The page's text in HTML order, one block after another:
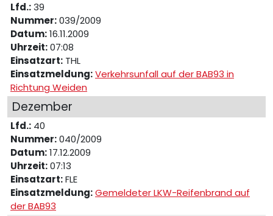
Lfd.:39
Nummer:039/2009
Datum:16.11.2009
Uhrzeit:07:08
Einsatzart: THL
Einsatzmeldung:Verkehrsunfall auf der BAB93 in
Richtung Weiden
Dezember
Lfd.: 40
Nummer:040/2009
Datum:17.12.2009
Uhrzeit:07:13
Einsatzart:FLE
Einsatzmeldung:Gemeldeter LKW-Reifenbrand auf
der BAB93